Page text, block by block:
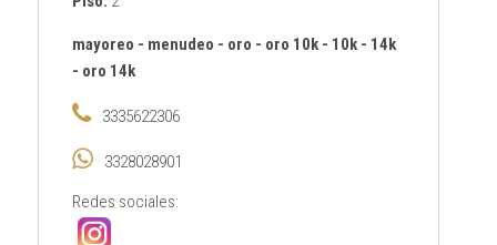
mayoreo - menudeo - oro - oro 10k- 10k- 14k
- oro 14k
3335622306
3328028901
Redes sociales: